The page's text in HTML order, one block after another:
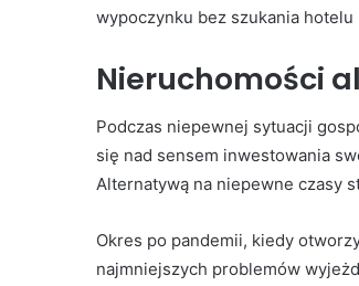
wypoczynku bez szukania
Nieruchomości
Podczas niepewnej sytuacji
się nad sensem inwestowania
Alternatywą na niepewne czasy
Okres po pandemii, kiedy
najmniejszych problemów